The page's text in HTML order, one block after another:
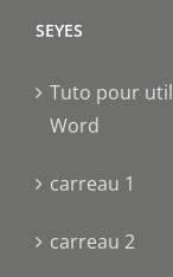
SEYES
Tuto pour
Word
carreau 1
carreau 2